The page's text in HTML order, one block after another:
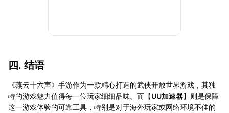
四. 结语
《燕云十六声》手游作为一款精心打造的武侠开放世界游戏，其独
特的游戏魅力值得每一位玩家细细品味。而【UU加速器】则是保障
这一游戏体验的可靠工具，特别是对于海外玩家或网络环境不佳的